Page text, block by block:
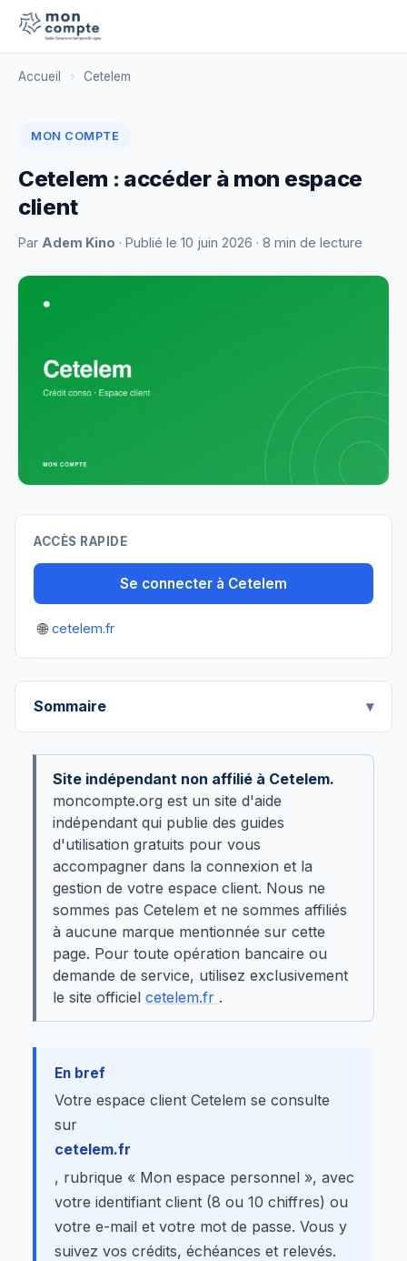
Accueil › Cetelem
MON COMPTE
Cetelem : accéder à mon espace
client
Par Adem Kino · Publié le 10 juin 2026 · 8 min de lecture
ACCÈS RAPIDE
Se connecter à Cetelem
🌐 cetelem.fr
Sommaire
Site indépendant non affilié à Cetelem.
moncompte.org est un site d'aide
indépendant qui publie des guides
d'utilisation gratuits pour vous
accompagner dans la connexion et la
gestion de votre espace client. Nous ne
sommes pas Cetelem et ne sommes affiliés
à aucune marque mentionnée sur cette
page. Pour toute opération bancaire ou
demande de service, utilisez exclusivement
le site officiel cetelem.fr .
En bref
Votre espace client Cetelem se consulte
sur
cetelem.fr
, rubrique « Mon espace personnel », avec
votre identifiant client (8 ou 10 chiffres) ou
votre e-mail et votre mot de passe. Vous y
suivez vos crédits, échéances et relevés.